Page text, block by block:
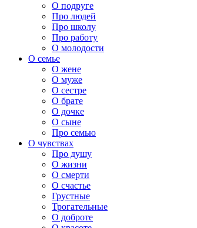
О подруге
Про людей
Про школу
Про работу
О молодости
О семье
О жене
О муже
О сестре
О брате
О дочке
О сыне
Про семью
О чувствах
Про душу
О жизни
О смерти
О счастье
Грустные
Трогательные
О доброте